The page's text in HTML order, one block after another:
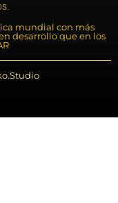
mundial con más
desarrollo que en los